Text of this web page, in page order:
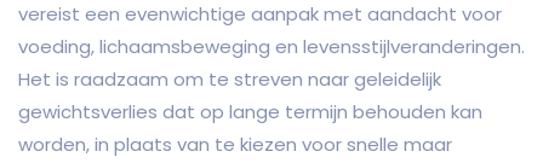
vereist een evenwichtige aanpak met aandacht voor
voeding, lichaamsbeweging en levensstijlveranderingen.
Het is raadzaam om te streven naar geleidelijk
gewichtsverlies dat op lange termijn behouden kan
worden, in plaats van te kiezen voor snelle maar